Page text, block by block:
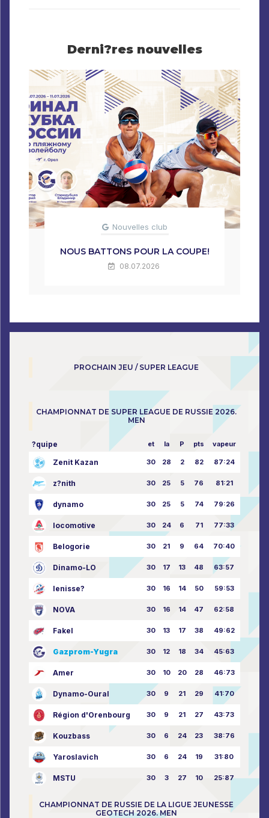
Derni?res nouvelles
Nouvelles club
NOUS BATTONS POUR LA COUPE!
08.07.2026
PROCHAIN JEU / SUPER LEAGUE
CHAMPIONNAT DE SUPER LEAGUE DE RUSSIE 2026.
MEN
?quipe et la P pts vapeur
Zenit Kazan 30 28 2 82 87:24
z?nith 30 25 5 76 81:21
dynamo 30 25 5 74 79:26
locomotive 30 24 6 71 77:33
Belogorie 30 21 9 64 70:40
Dinamo-LO 30 17 13 48 63:57
Ienisse? 30 16 14 50 59:53
NOVA 30 16 14 47 62:58
Fakel 30 13 17 38 49:62
Gazprom-Yugra 30 12 18 34 45:63
Amer 30 10 20 28 46:73
Dynamo-Oural 30 9 21 29 41:70
Région d'Orenbourg 30 9 21 27 43:73
Kouzbass 30 6 24 23 38:76
Yaroslavich 30 6 24 19 31:80
MSTU 30 3 27 10 25:87
CHAMPIONNAT DE RUSSIE DE LA LIGUE JEUNESSE
GEOTECH 2026. MEN